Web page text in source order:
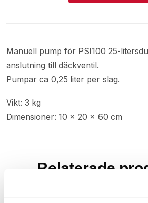
Manuell pump för PSI100 25-
anslutning till däckventil.
Pumpar ca 0,25 liter per slag.
Vikt: 3 kg
Dimensioner: 10 × 20 × 60 cm
Relaterade